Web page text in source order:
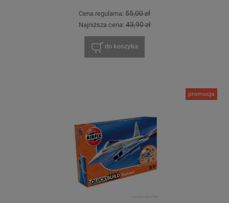
Cena regularna: 55,00 zł
Najniższa cena:43,90 zł
do koszyka
promocja